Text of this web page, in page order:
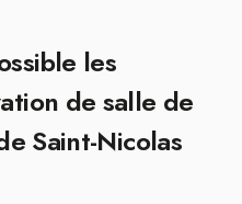
les
de salle de
Saint-Nicolas